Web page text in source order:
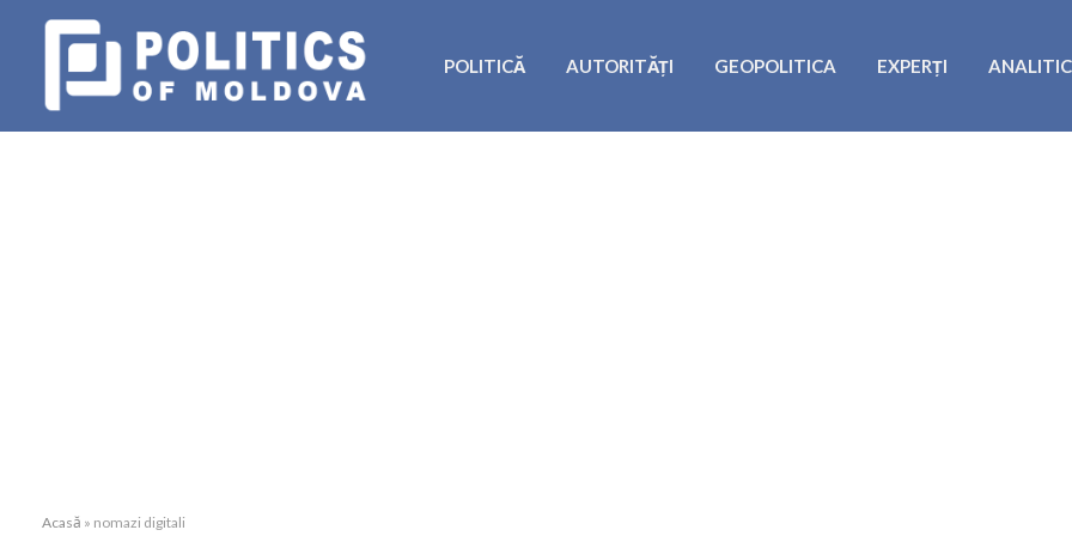
POLITICĂ AUTORITĂȚI GEOPOLITICA EXPERȚI
Acasă » nomazi digitali